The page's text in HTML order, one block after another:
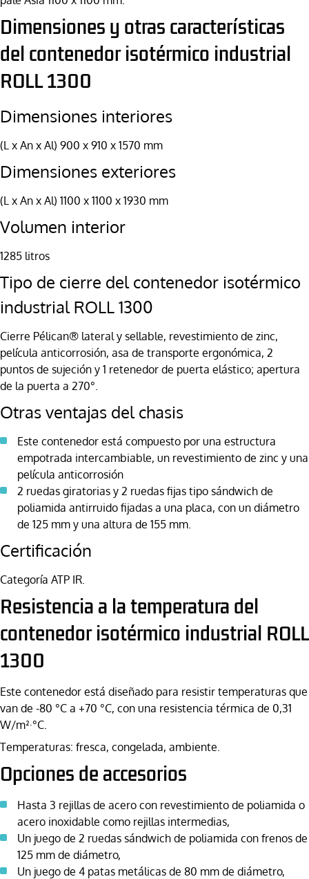
Dimensiones y otras características
del contenedor isotérmico industrial
ROLL 1300
Dimensiones interiores
(L x An x Al) 900 x 910 x 1570 mm
Dimensiones exteriores
(L x An x Al) 1100 x 1100 x 1930 mm
Volumen interior
1285 litros
Tipo de cierre del contenedor isotérmico
industrial ROLL 1300
Cierre Pélican® lateral y sellable, revestimiento de zinc,
película anticorrosión, asa de transporte ergonómica, 2
puntos de sujeción y 1 retenedor de puerta elástico; apertura
de la puerta a 270°.
Otras ventajas del chasis
Este contenedor está compuesto por una estructura
empotrada intercambiable, un revestimiento de zinc y una
película anticorrosión
2 ruedas giratorias y 2 ruedas fijas tipo sándwich de
poliamida antirruido fijadas a una placa, con un diámetro
de 125 mm y una altura de 155 mm.
Certificación
Categoría ATP IR.
Resistencia a la temperatura del
contenedor isotérmico industrial ROLL
1300
Este contenedor está diseñado para resistir temperaturas que
van de -80 °C a +70 °C, con una resistencia térmica de 0,31
W/m²·°C.
Temperaturas: fresca, congelada, ambiente.
Opciones de accesorios
Hasta 3 rejillas de acero con revestimiento de poliamida o
acero inoxidable como rejillas intermedias,
Un juego de 2 ruedas sándwich de poliamida con frenos de
125 mm de diámetro,
Un juego de 4 patas metálicas de 80 mm de diámetro,